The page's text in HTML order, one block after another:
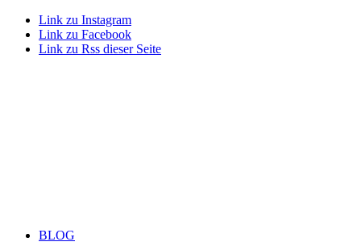
Link zu Instagram
Link zu Facebook
Link zu Rss dieser Seite
BLOG